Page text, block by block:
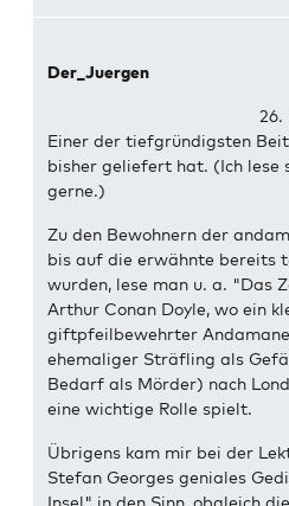
Der_Juergen
26.
Einer der tiefgründigsten
bisher geliefert hat. (Ich lese
gerne.)
Zu den Bewohnern der
bis auf die erwähnte bereits
wurden, lese man u. a. "Das
Arthur Conan Doyle, wo ein
giftpfeilbewehrter
ehemaliger Sträfling als
Bedarf als Mörder) nach
eine wichtige Rolle spielt.
Übrigens kam mir bei der
Stefan Georges geniales